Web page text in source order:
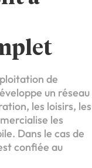
de
un réseau
les loisirs, les
les
Dans le cas de
confiée au